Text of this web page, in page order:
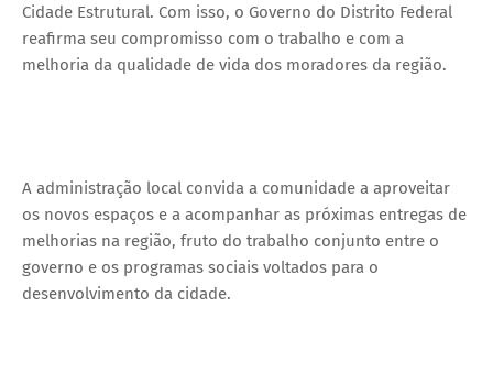
Cidade Estrutural. Com isso, o Governo do Distrito Federal
reafirma seu compromisso com o trabalho e com a
melhoria da qualidade de vida dos moradores da região.
A administração local convida a comunidade a aproveitar
os novos espaços e a acompanhar as próximas entregas de
melhorias na região, fruto do trabalho conjunto entre o
governo e os programas sociais voltados para o
desenvolvimento da cidade.